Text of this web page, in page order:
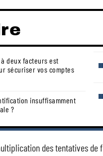
deux facteurs est
sécuriser vos comptes
insuffisamment
?
des tentatives de